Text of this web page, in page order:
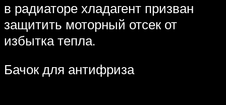
в радиаторе хладагент призван
защитить моторный отсек от
избытка тепла.
Бачок для антифриза